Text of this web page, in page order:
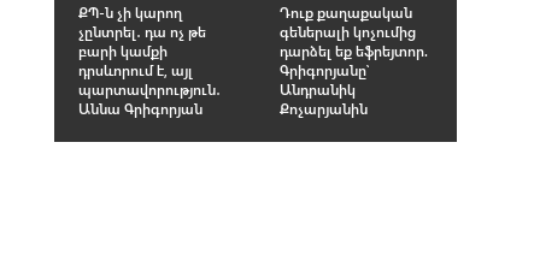
ՔՊ-ն չի կարող
չընտրել․ դա ոչ թե
բարի կամքի
դրսևորում է, այլ
պարտավորություն․
Աննա Գրիգորյան
Դուք քաղաքական
գեներալի կոչումից
դարձել եք եֆրեյտոր.
Գրիգորյանը՝
Անդրանիկ
Քոչարյանին